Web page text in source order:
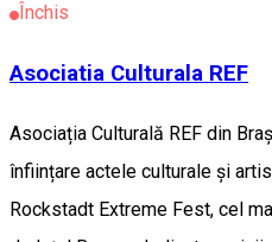
Închis
Asociatia Culturala REF
Asociația Culturală REF din
înființare actele culturale și
Rockstadt Extreme Fest, cel